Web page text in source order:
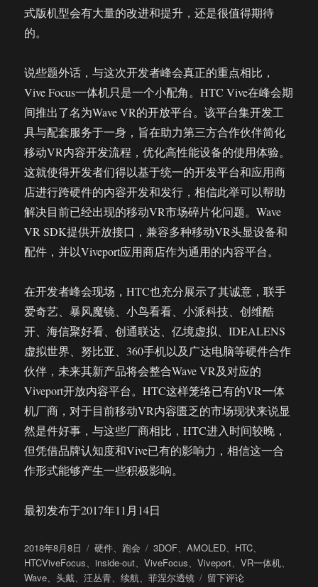
式版机型会有大量的改进和提升，还是很值得期待
的。
说些题外话，与这次开发者峰会真正的重点相比，
Vive Focus一体机只是一个小配角。HTC Vive在峰会期
间推出了名为Wave VR的开放平台。该平台集开发工
具与配套服务于一身，旨在助力第三方合作伙伴简化
移动VR内容开发流程，优化高性能设备的使用体验。
这就使得开发者们得以基于统一的开发平台和应用商
店进行跨硬件的内容开发和发行，相信此举可以帮助
解决目前已经出现的移动VR市场碎片化问题。Wave
VR SDK提供开放接口，兼容多种移动VR头显设备和
配件，并以Viveport应用商店作为通用的内容平台。
在开发者峰会现场，HTC也充分展示了其诚意，联手
爱奇艺、暴风魔镜、小鸟看看、小派科技、创维酷
开、海信聚好看、创通联达、亿境虚拟、IDEALENS
虚拟世界、努比亚、360手机以及广达电脑等硬件合作
伙伴，未来其新产品将会整合Wave VR及对应的
Viveport开放内容平台。HTC这样笼络已有的VR一体
机厂商，对于目前移动VR内容匮乏的市场现状来说显
然是件好事，与这些厂商相比，HTC进入时间较晚，
但凭借品牌认知度和Vive已有的影响力，相信这一合
作形式能够产生一些积极影响。
最初发布于2017年11月14日
发
布
于
2018年8月8日
分
类
硬件、 跑会
标
签
3DOF、AMOLED、 HTC、
HTCViveFocus、inside-out、ViveFocus、Viveport、VR一体机、
Wave、头戴、汪丛青、续航、菲涅尔透镜
于
留下评论